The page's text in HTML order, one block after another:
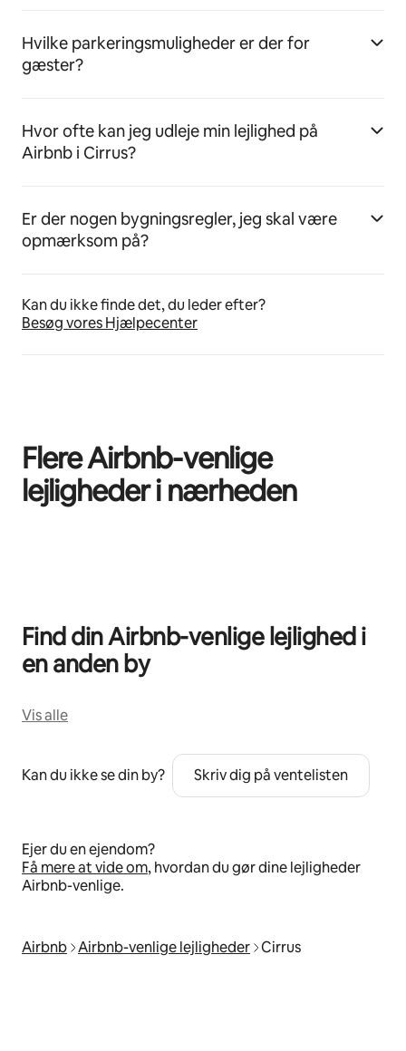
Hvilke parkeringsmuligheder er der for
gæster?
Hvor ofte kan jeg udleje min lejlighed på
Airbnb i Cirrus?
Er der nogen bygningsregler, jeg skal være
opmærksom på?
Kan du ikke finde det, du leder efter?
Besøg vores Hjælpecenter
Flere Airbnb-venlige
lejligheder i nærheden
Find din Airbnb-venlige lejlighed i
en anden by
Vis alle
Kan du ikke se din by? Skriv dig på ventelisten
Ejer du en ejendom?
Få mere at vide om, hvordan du gør dine lejligheder
Airbnb-venlige.
Airbnb Airbnb-venlige lejligheder Cirrus